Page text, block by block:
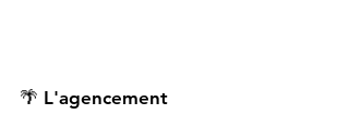
🌴 L'agencement